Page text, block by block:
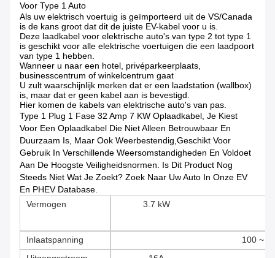
Voor Type 1 Auto
Als uw elektrisch voertuig is geïmporteerd uit de VS/Canada
is de kans groot dat dit de juiste EV-kabel voor u is.
Deze laadkabel voor elektrische auto's van type 2 tot type 1
is geschikt voor alle elektrische voertuigen die een laadpoort
van type 1 hebben.
Wanneer u naar een hotel, privéparkeerplaats,
businesscentrum of winkelcentrum gaat
U zult waarschijnlijk merken dat er een laadstation (wallbox)
is, maar dat er geen kabel aan is bevestigd.
Hier komen de kabels van elektrische auto's van pas.
Type 1 Plug 1 Fase 32 Amp 7 KW Oplaadkabel, Je Kiest
Voor Een Oplaadkabel Die Niet Alleen Betrouwbaar En
Duurzaam Is, Maar Ook Weerbestendig,geschikt Voor
Gebruik In Verschillende Weersomstandigheden En Voldoet
Aan De Hoogste Veiligheidsnormen. Is Dit Product Nog
Steeds Niet Wat Je Zoekt? Zoek Naar Uw Auto In Onze EV
En PHEV Database.
Vermogen
3.7 kW
Inlaatspanning
100 ~